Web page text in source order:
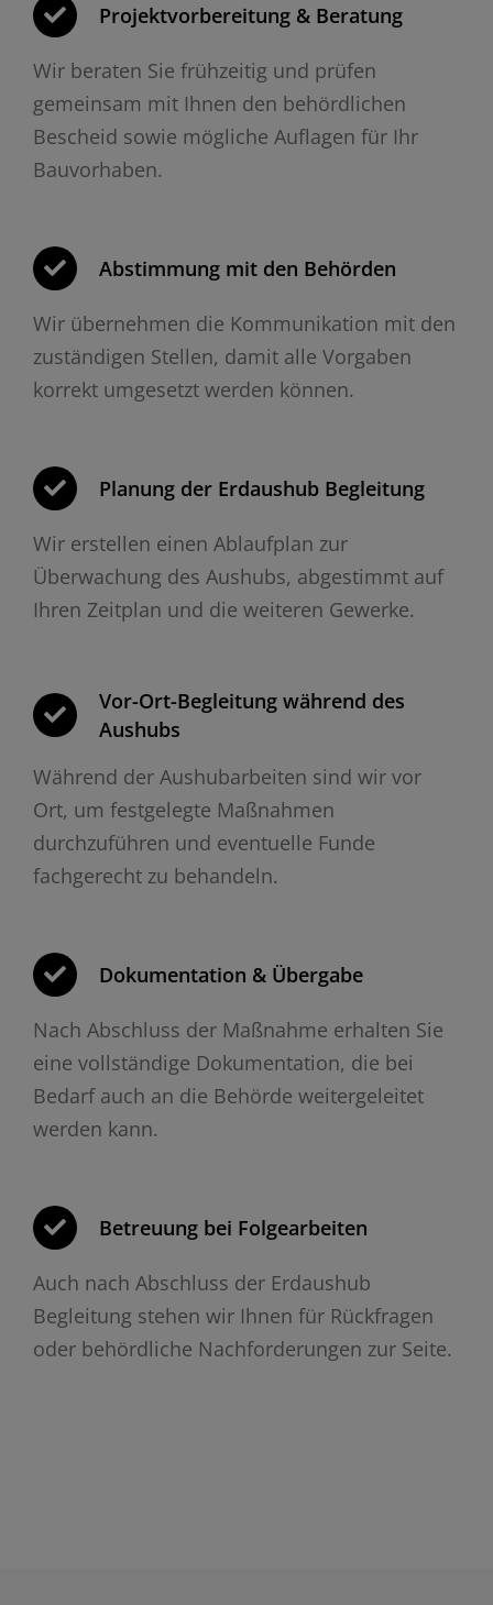
Projektvorbereitung & Beratung
Wir beraten Sie frühzeitig und prüfen
gemeinsam mit Ihnen den behördlichen
Bescheid sowie mögliche Auflagen für Ihr
Bauvorhaben.
Abstimmung mit den Behörden
Wir übernehmen die Kommunikation mit den
zuständigen Stellen, damit alle Vorgaben
korrekt umgesetzt werden können.
Planung der Erdaushub Begleitung
Wir erstellen einen Ablaufplan zur
Überwachung des Aushubs, abgestimmt auf
Ihren Zeitplan und die weiteren Gewerke.
Vor-Ort-Begleitung während des
Aushubs
Während der Aushubarbeiten sind wir vor
Ort, um festgelegte Maßnahmen
durchzuführen und eventuelle Funde
fachgerecht zu behandeln.
Dokumentation & Übergabe
Nach Abschluss der Maßnahme erhalten Sie
eine vollständige Dokumentation, die bei
Bedarf auch an die Behörde weitergeleitet
werden kann.
Betreuung bei Folgearbeiten
Auch nach Abschluss der Erdaushub
Begleitung stehen wir Ihnen für Rückfragen
oder behördliche Nachforderungen zur Seite.